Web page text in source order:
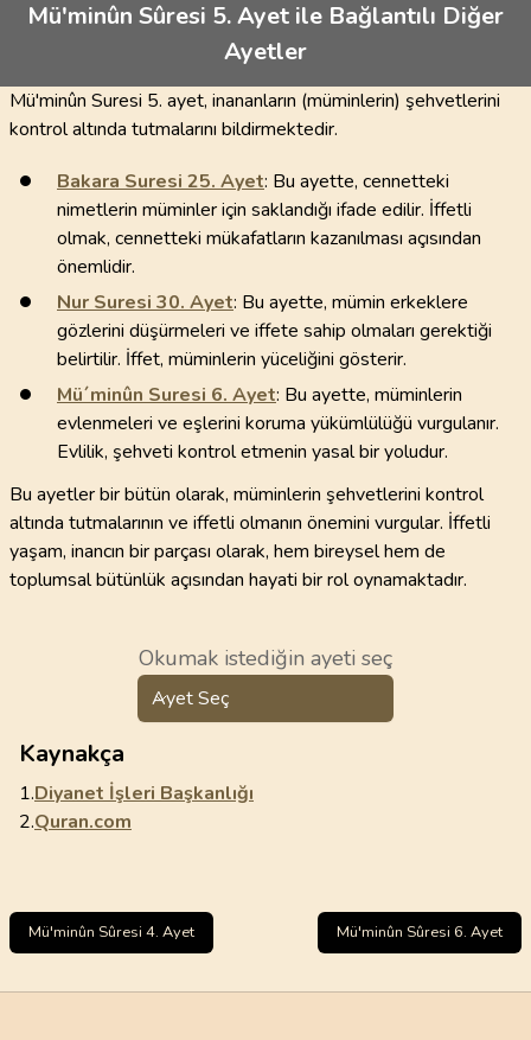
Mü'minûn Sûresi 5. Ayet ile Bağlantılı Diğer
Ayetler
Mü'minûn Suresi 5. ayet, inananların (müminlerin) şehvetlerini
kontrol altında tutmalarını bildirmektedir.
Bakara Suresi 25. Ayet: Bu ayette, cennetteki
nimetlerin müminler için saklandığı ifade edilir. İffetli
olmak, cennetteki mükafatların kazanılması açısından
önemlidir.
Nur Suresi 30. Ayet: Bu ayette, mümin erkeklere
gözlerini düşürmeleri ve iffete sahip olmaları gerektiği
belirtilir. İffet, müminlerin yüceliğini gösterir.
Mü´minûn Suresi 6. Ayet: Bu ayette, müminlerin
evlenmeleri ve eşlerini koruma yükümlülüğü vurgulanır.
Evlilik, şehveti kontrol etmenin yasal bir yoludur.
Bu ayetler bir bütün olarak, müminlerin şehvetlerini kontrol
altında tutmalarının ve iffetli olmanın önemini vurgular. İffetli
yaşam, inancın bir parçası olarak, hem bireysel hem de
toplumsal bütünlük açısından hayati bir rol oynamaktadır.
Okumak istediğin ayeti seç
Ayet Seç
Kaynakça
1.Diyanet İşleri Başkanlığı
2.Quran.com
Mü'minûn Sûresi 4. Ayet Mü'minûn Sûresi 6. Ayet